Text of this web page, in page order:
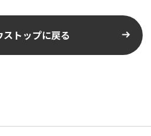
トップに戻る